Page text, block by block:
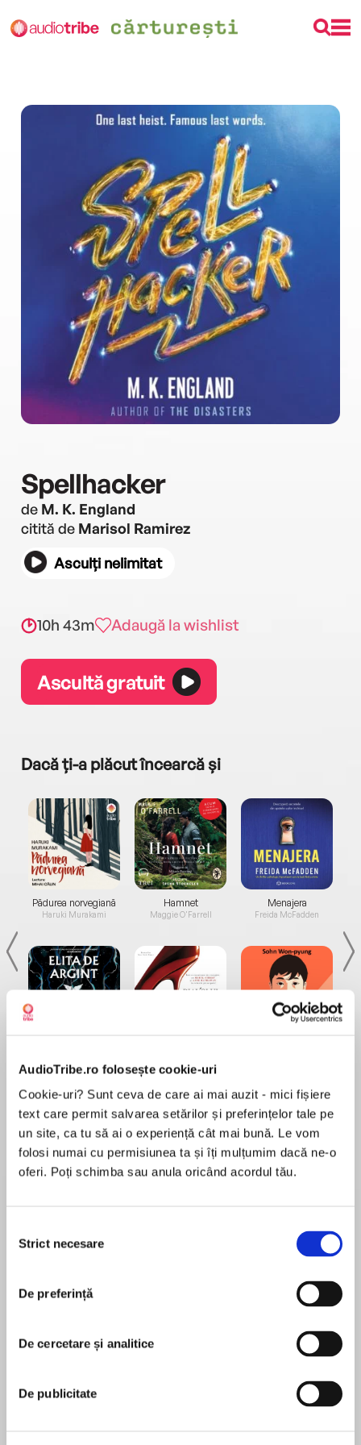
AudioTribe.ro folosește cookie-uri
Cookie-uri? Sunt ceva de care ai mai auzit - mici fișiere
text care permit salvarea setărilor și preferințelor tale pe
un site, ca tu să ai o experiență cât mai bună. Le vom
folosi numai cu permisiunea ta și îți mulțumim dacă ne-o
oferi. Poți schimba sau anula oricând acordul tău.
consimțământului
Strict necesare
De preferință
De cercetare și analitice
De publicitate
Spellhacker
de M. K. England
citită de Marisol Ramirez
Asculți nelimitat
10h 43m Adaugă la wishlist
Ascultă gratuit
Dacă ți-a plăcut încearcă și
Pădurea norvegiană
Haruki Murakami
de...
Dani Francis
Hamnet
Maggie O'Farrell
la...
Lauren Weisberger
Menajera
Freida McFadden
Desprecarte
From the author of The Disasters, this genre-
In Kyrkarta, magic—known as maz—was once a
earthquake released a magical plague, killing
corporation to make maz a commodity that’s
tightly controlled—and, of course, outrageously
În acest moment nu există recenzii
M. K. England
M.K. ENGLAND is an award-winningauthor of YA,
Middle Grade, and IP fiction. ALL FIRED UP is their